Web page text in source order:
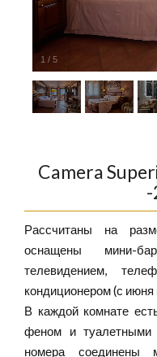
1 / 5
Camera
-
Рассчитаны на
оснащены мини-
телевидением,
кондиционером (с июня
В каждой комнате
феном и туалетными
номера соединены